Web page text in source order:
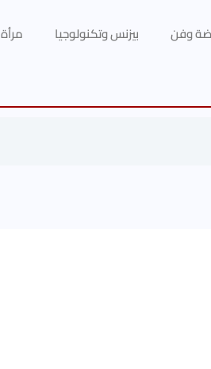
وفن بيزنس وتكنولوجيا مرأة